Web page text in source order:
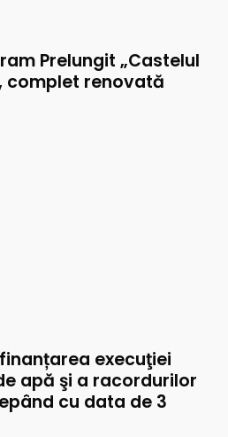
Prelungit „Castelul
complet renovată
execuţiei
apă şi a racordurilor
cu data de 3